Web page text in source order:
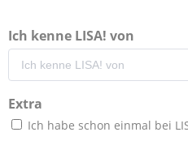
Ich kenne LISA! von
Extra
Ich habe schon einmal bei